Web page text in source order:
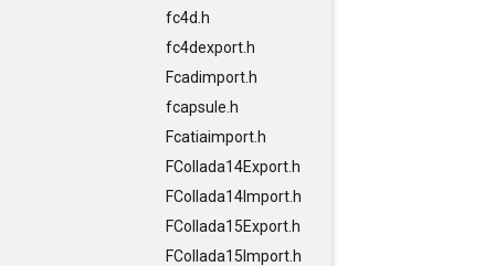
fc4d.h
fc4dexport.h
Fcadimport.h
fcapsule.h
Fcatiaimport.h
FCollada14Export.h
FCollada14Import.h
FCollada15Export.h
FCollada15Import.h